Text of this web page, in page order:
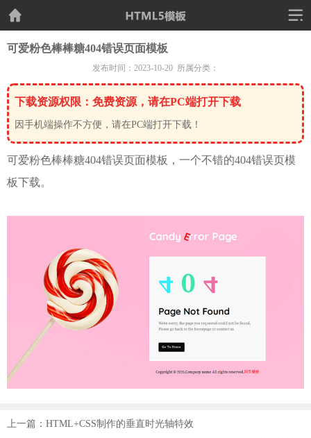
可爱粉色棒棒糖404错误页面模板
发布时间：2023-10-20 所属分类：
下载资源权限：免费资源，请在PC端打开下载
因手机端操作不方便，请在PC端打开下载！
可爱粉色棒棒糖404错误页面模板，一个不错的404错误页模
板下载。
上一篇：HTML+CSS制作的垂直时光轴特效